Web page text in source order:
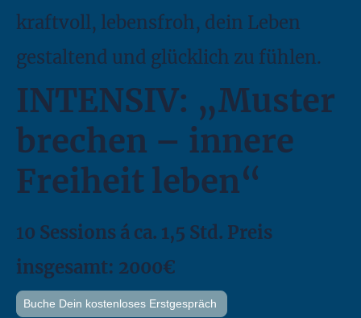
kraftvoll, lebensfroh, dein Leben
gestaltend und glücklich zu fühlen.
INTENSIV: „Muster
brechen – innere
Freiheit leben“
10 Sessions á ca. 1,5 Std. Preis
insgesamt: 2000€
Buche Dein kostenloses Erstgespräch